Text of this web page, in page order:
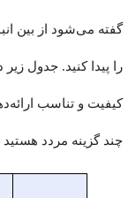
را پیدا کنید. جدول
کیفیت و تناسب
چند گزینه مردد